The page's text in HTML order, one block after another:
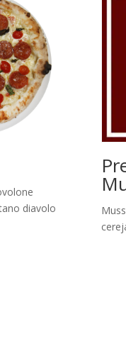
diavolo